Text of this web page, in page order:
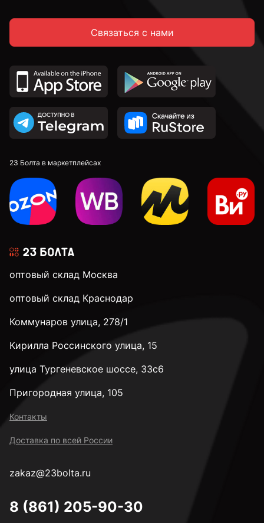
к.п. 8,8
к.п. 10,9
к.п. 12,9
М4
М8
М10
Связаться с нами
23 Болта в маркетплейсах
оптовый склад Москва
оптовый склад Краснодар
Коммунаров улица, 278/1
Кирилла Россинского улица, 15
улица Тургеневское шоссе, 33с6
Пригородная улица, 105
Контакты
Доставка по всей России
zakaz@23bolta.ru
8 (861) 205-90-30